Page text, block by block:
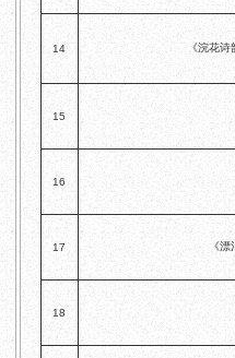
14 《浣花
15
16
17 《
18